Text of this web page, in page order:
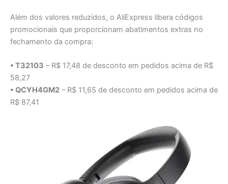
Além dos valores reduzidos, o AliExpress libera códigos
promocionais que proporcionam abatimentos extras no
fechamento da compra:
• T32103 – R$ 17,48 de desconto em pedidos acima de R$
58,27
• QCYH4GM2 – R$ 11,65 de desconto em pedidos acima de
R$ 87,41